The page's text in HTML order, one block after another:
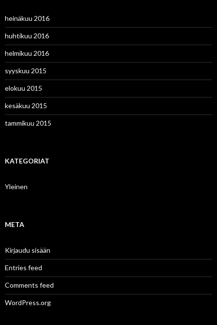
heinäkuu 2016
huhtikuu 2016
helmikuu 2016
syyskuu 2015
elokuu 2015
kesäkuu 2015
tammikuu 2015
KATEGORIAT
Yleinen
META
Kirjaudu sisään
Entries feed
Comments feed
WordPress.org